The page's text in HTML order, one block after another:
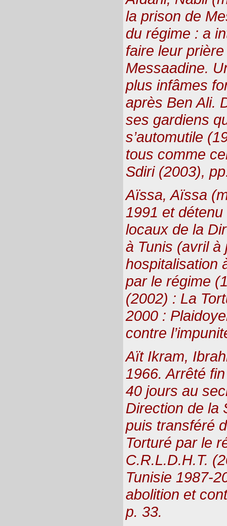
la prison de
du régime : a
faire leur
Messaadine.
plus infâmes
après Ben Ali.
ses gardiens
s’automutile
tous comme
Sdiri (2003),
Aïssa, Aïssa
1991 et
locaux de la
à Tunis (avril à
hospitalisation
par le régime
(2002) : La
2000 :
contre
Aït Ikram,
1966. Arrêté
40 jours au
Direction de la
puis transféré
Torturé par le
C.R.L.D.H.T.
Tunisie 1987-
abolition et
p. 33.